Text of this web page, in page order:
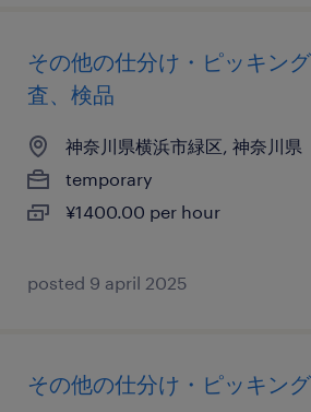
その他の仕分け・ピッキン
査、検品
神奈川県横浜市緑区, 神奈川県
temporary
¥1400.00 per hour
posted 9 april 2025
その他の仕分け・ピッキン